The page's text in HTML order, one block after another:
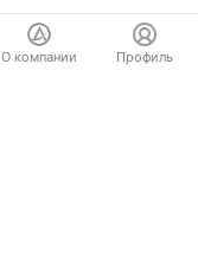
О компании Профиль